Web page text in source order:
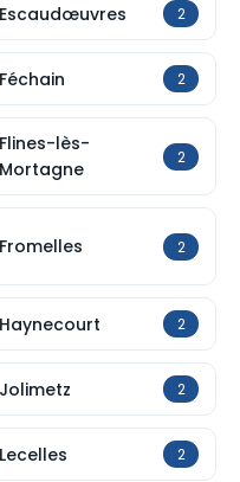
Escaudœuvres 2
Féchain 2
Flines-lès-
Mortagne
2
Fromelles 2
Haynecourt 2
Jolimetz 2
Lecelles 2